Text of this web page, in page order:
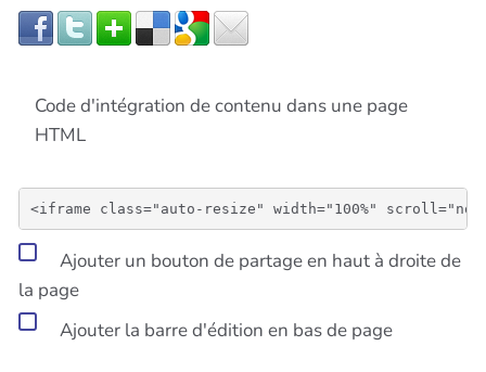
Code d'intégration de contenu dans une page
HTML
Ajouter un bouton de partage en haut à droite de
la page
Ajouter la barre d'édition en bas de page